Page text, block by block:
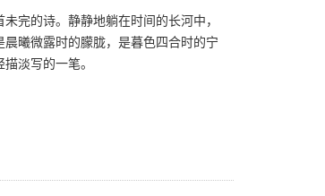
完的诗。静静地躺在时间的长河中，
曦微露时的朦胧，是暮色四合时的宁
淡写的一笔。